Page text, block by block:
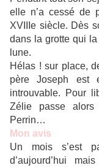
elle n’a cessé de
XVIIIe siècle. Dès
dans la grotte qui
lune.
Hélas ! sur place,
père Joseph est
introuvable. Pour
Zélie passe alors
Perrin…
Mon avis
Un mois s’est
d’aujourd’hui